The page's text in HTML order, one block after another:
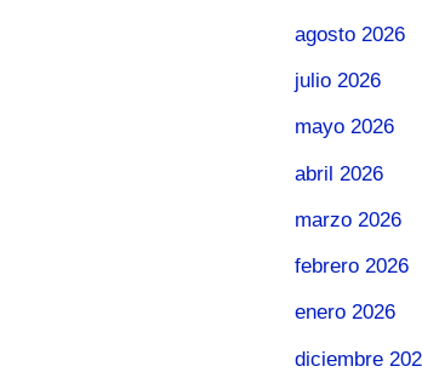
agosto 2026
julio 2026
mayo 2026
abril 2026
marzo 2026
febrero 2026
enero 2026
diciembre